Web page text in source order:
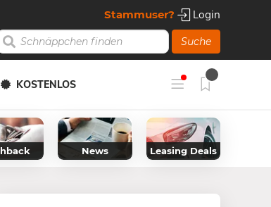
Stammuser? Login
Suche
KOSTENLOS
News Leasing Deals